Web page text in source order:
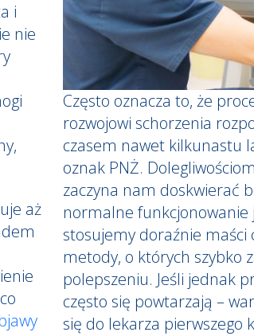
i
nie
aż
Często oznacza to, że
rozwojowi schorzenia
czasem nawet kilkunastu
oznak PNŻ.
zaczyna nam doskwierać
normalne funkcjonowanie
stosujemy doraźnie maści
metody, o których szybko
polepszeniu. Jeśli jednak
często się powtarzają –
się do lekarza